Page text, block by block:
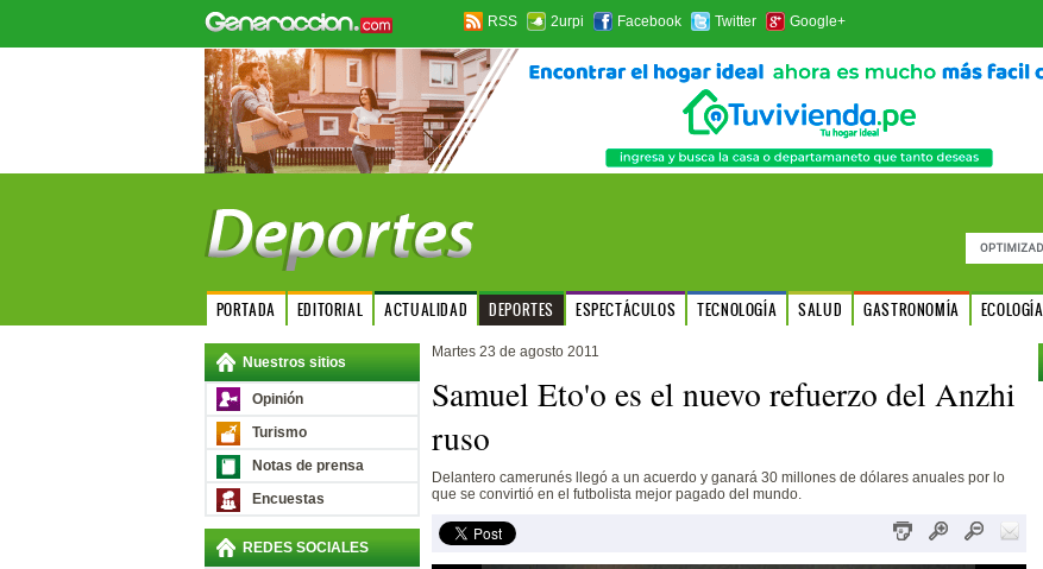
RSS 2urpi Facebook Twitter Google+
PORTADA EDITORIAL ACTUALIDAD DEPORTES ESPECTÁCULOS TECNOLOGÍA SALUD GASTRONOMÍA ECOLOGÍA
Nuestros sitios
Opinión
Turismo
Notas de prensa
Encuestas
REDES SOCIALES
Martes 23 de agosto 2011
Samuel Eto'o es el nuevo refuerzo del Anzhi
ruso
Delantero camerunés llegó a un acuerdo y ganará 30 millones de dólares anuales por lo
que se convirtió en el futbolista mejor pagado del mundo.